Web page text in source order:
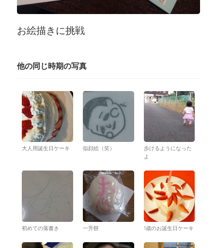
お絵描きに挑戦
他の同じ時期の写真
大人用誕生日ケーキ 似顔絵（笑）
歩けるようになった
よ
初めての落書き 一升餅 1歳のお誕生日ケーキ